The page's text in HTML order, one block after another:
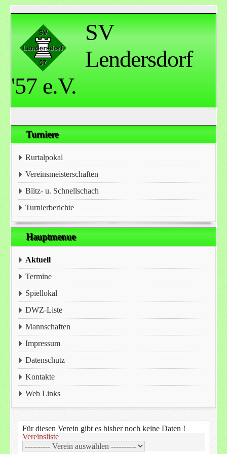
SV
Lendersdorf
'57 e.V.
Turniere
Rurtalpokal
Vereinsmeisterschaften
Blitz- u. Schnellschach
Turnierberichte
Hauptmenue
Aktuell
Termine
Spiellokal
DWZ-Liste
Mannschaften
Impressum
Datenschutz
Kontakte
Web Links
Für diesen Verein gibt es bisher noch keine Daten !
Vereinsliste